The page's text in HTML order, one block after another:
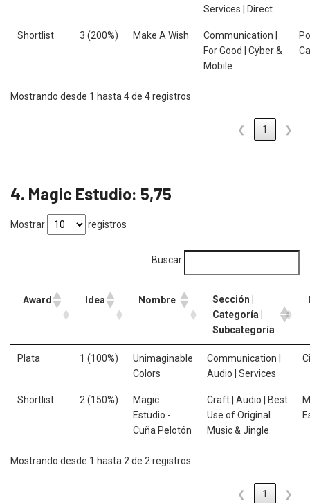
Services | Direct
Shortlist 3 (200%) Make A Wish
Communication |
For Good | Cyber &
Mobile
Mostrando desde 1 hasta 4 de 4 registros
❮ 1 ❯
4. Magic Estudio: 5,75
Mostrar registros
Buscar:
Award Idea Nombre
Sección |
Categoría |
Subcategoría
Plata 1 (100%)
Unimaginable
Colors
Communication |
Audio | Services
Shortlist 2 (150%)
Magic
Estudio -
Cuña Pelotón
Craft | Audio | Best
Use of Original
Music & Jingle
Mostrando desde 1 hasta 2 de 2 registros
❮ 1 ❯